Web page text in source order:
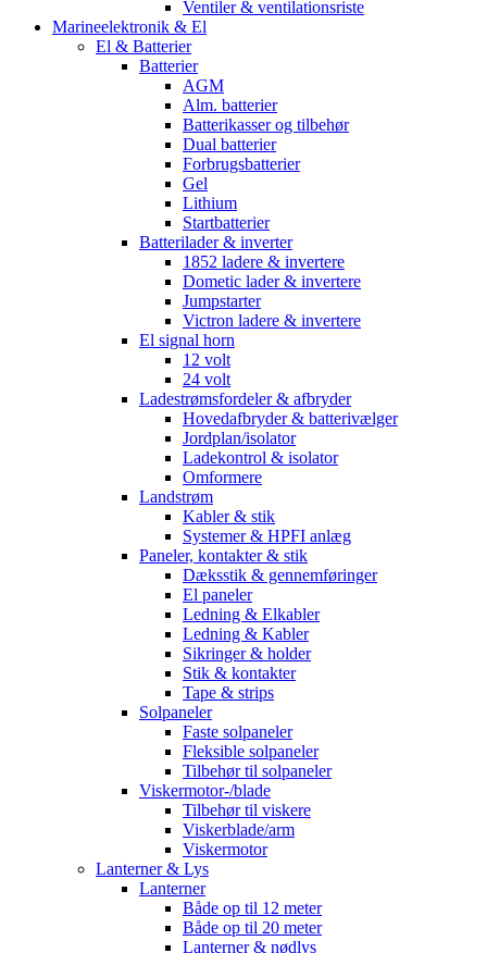
Ventiler & ventilationsriste
Marineelektronik & El
El & Batterier
Batterier
AGM
Alm. batterier
Batterikasser og tilbehør
Dual batterier
Forbrugsbatterier
Gel
Lithium
Startbatterier
Batterilader & inverter
1852 ladere & invertere
Dometic lader & invertere
Jumpstarter
Victron ladere & invertere
El signal horn
12 volt
24 volt
Ladestrømsfordeler & afbryder
Hovedafbryder & batterivælger
Jordplan/isolator
Ladekontrol & isolator
Omformere
Landstrøm
Kabler & stik
Systemer & HPFI anlæg
Paneler, kontakter & stik
Dæksstik & gennemføringer
El paneler
Ledning & Elkabler
Ledning & Kabler
Sikringer & holder
Stik & kontakter
Tape & strips
Solpaneler
Faste solpaneler
Fleksible solpaneler
Tilbehør til solpaneler
Viskermotor-/blade
Tilbehør til viskere
Viskerblade/arm
Viskermotor
Lanterner & Lys
Lanterner
Både op til 12 meter
Både op til 20 meter
Lanterner & nødlys